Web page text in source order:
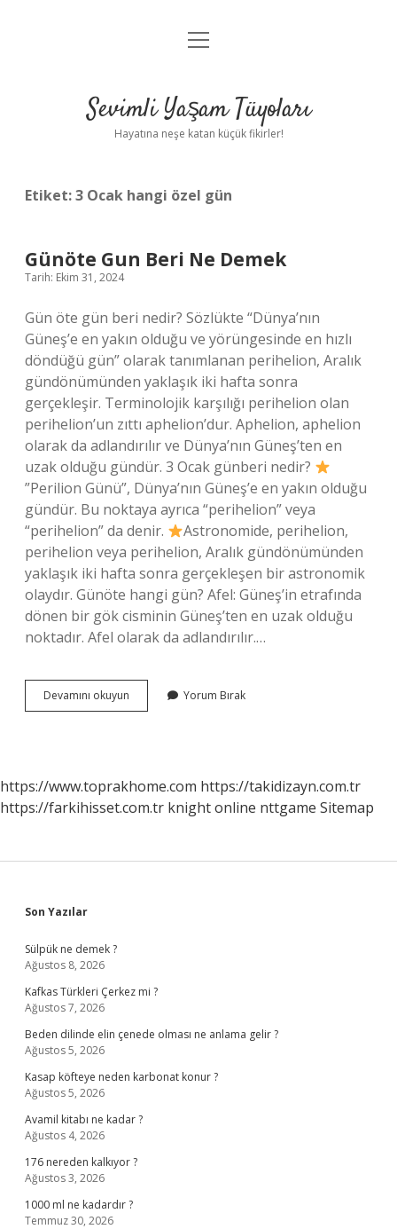
Anasayfa
Yasal Uyarı
menüyü
Sevimli Yaşam Tüyoları
Hayatına neşe katan küçük fikirler!
Etiket:3 Ocak hangi özel gün
Günöte Gun Beri Ne Demek
Tarih: Ekim 31, 2024
Gün öte gün beri nedir? Sözlükte “Dünya’nın
Güneş’e en yakın olduğu ve yörüngesinde en hızlı
döndüğü gün” olarak tanımlanan perihelion, Aralık
gündönümünden yaklaşık iki hafta sonra
gerçekleşir. Terminolojik karşılığı perihelion olan
perihelion’un zıttı aphelion’dur. Aphelion, aphelion
olarak da adlandırılır ve Dünya’nın Güneş’ten en
uzak olduğu gündür. 3 Ocak günberi nedir?
”Perilion Günü”, Dünya’nın Güneş’e en yakın olduğu
gündür. Bu noktaya ayrıca “perihelion” veya
“perihelion” da denir.
Astronomide, perihelion,
perihelion veya perihelion, Aralık gündönümünden
yaklaşık iki hafta sonra gerçekleşen bir astronomik
olaydır. Günöte hangi gün? Afel: Güneş’in etrafında
dönen bir gök cisminin Güneş’ten en uzak olduğu
noktadır. Afel olarak da adlandırılır.…
Devamını okuyun
Gun
Yorum Bırak
https://www.toprakhome.com https://takidizayn.com.tr
https://farkihisset.com.tr knight online nttgame Sitemap
Sidebar
Son Yazılar
Sülpük ne demek ?
Ağustos 8, 2026
Kafkas Türkleri Çerkez mi ?
Ağustos 7, 2026
Beden dilinde elin çenede olması ne anlama gelir ?
Ağustos 5, 2026
Kasap köfteye neden karbonat konur ?
Ağustos 5, 2026
Avamil kitabı ne kadar ?
Ağustos 4, 2026
176 nereden kalkıyor ?
Ağustos 3, 2026
1000 ml ne kadardır ?
Temmuz 30, 2026